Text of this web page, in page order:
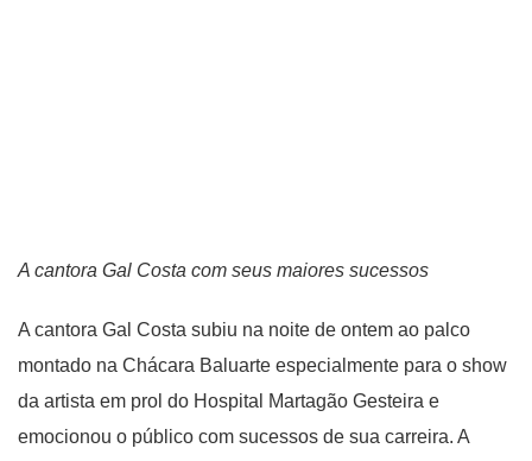
A cantora Gal Costa com seus maiores sucessos
A cantora Gal Costa subiu na noite de ontem ao palco
montado na Chácara Baluarte especialmente para o show
da artista em prol do Hospital Martagão Gesteira e
emocionou o público com sucessos de sua carreira. A